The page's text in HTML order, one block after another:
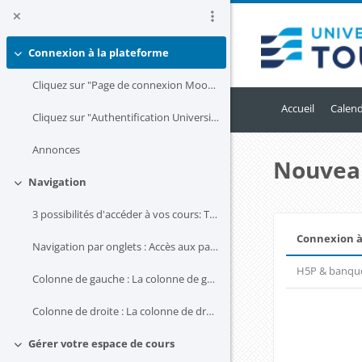
Replier
Connexion à la plateforme
Cliquez sur "Page de connexion Moodle" en haut à d...
Cliquez sur "Authentification Université de Toulon...
Annonces
Replier
Navigation
3 possibilités d'accéder à vos cours: Tableau de b...
Navigation par onglets : Accès aux paramètres du c...
Colonne de gauche : La colonne de gauche (qui peut...
Colonne de droite : La colonne de droite (qui peut...
Replier
Gérer votre espace de cours
Accueil
Connexion
H5P &